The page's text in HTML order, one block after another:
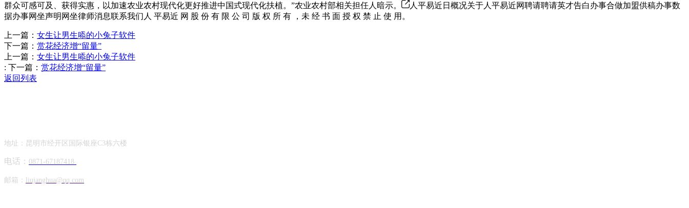
群众可感可及、获得实惠，以加速农业农村现代化更好推进中国式现代化扶植。”农业农村部相关担任人暗示。
人平易近日概况关于人平易近网聘请聘请英才告白办事合做加盟供稿办事数
据办事网坐声明网坐律师消息联系我们人 平易近 网 股 份 有 限 公 司 版 权 所 有 ，未 经 书 面 授 权 禁 止 使 用。
上一篇： 女生让男生㖭的小兔子软件
下一篇： 赏花经济增“留量”
上一篇： 女生让男生㖭的小兔子软件
: 下一篇： 赏花经济增“留量”
返回列表
地址：昆明市经开区国际银座C3栋六楼
电话： 0871-67187418
邮箱： liujanghua@qq.com